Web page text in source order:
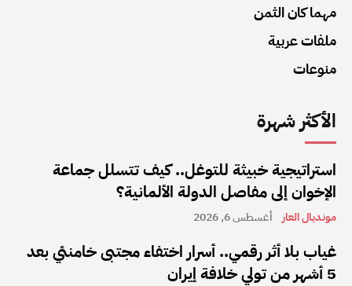
مهما كان الثمن
ملفات عربية
منوعات
الأكثر شهرة
استراتيجية خبيثة للتوغل.. كيف تتسلل جماعة
الإخوان إلى مفاصل الدولة الألمانية؟
مونديال العار أغسطس 6, 2026
غياب بلا أثر رقمي.. أسرار اختفاء مجتبى خامنئي بعد
5 أشهر من تولي خلافة إيران